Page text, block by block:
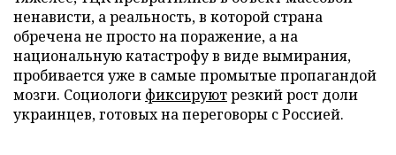
ненависти, а реальность, в которой страна
обречена не просто на поражение, а на
национальную катастрофу в виде вымирания,
пробивается уже в самые промытые пропагандой
мозги. Социологи фиксируютрезкий рост доли
украинцев, готовых на переговоры с Россией.